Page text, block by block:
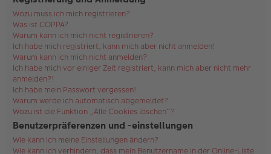
Wozu muss ich mich registrieren?
Was ist COPPA?
Warum kann ich mich nicht registrieren?
Ich habe mich registriert, kann mich aber nicht anmelden!
Warum kann ich mich nicht anmelden?
Ich habe mich vor einiger Zeit registriert, kann mich aber nicht mehr
anmelden?!
Ich habe mein Passwort vergessen!
Warum werde ich automatisch abgemeldet?
Wozu ist die Funktion „Alle Cookies löschen“?
Benutzerpräferenzen und -einstellungen
Wie kann ich meine Einstellungen ändern?
Wie kann ich verhindern, dass mein Benutzername in der Online-Liste